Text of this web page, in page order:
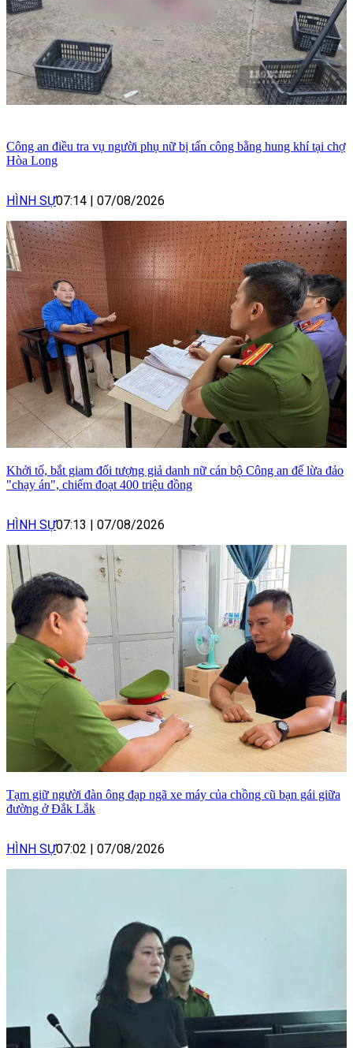
Công an điều tra vụ người phụ nữ bị tấn công bằng hung khí tại chợ
Hòa Long
HÌNH SỰ07:14 07/08/2026
Khởi tố, bắt giam đối tượng giả danh nữ cán bộ Công an để lừa đảo
"chạy án", chiếm đoạt 400 triệu đồng
HÌNH SỰ07:13 07/08/2026
Tạm giữ người đàn ông đạp ngã xe máy của chồng cũ bạn gái giữa
đường ở Đắk Lắk
HÌNH SỰ07:02 07/08/2026